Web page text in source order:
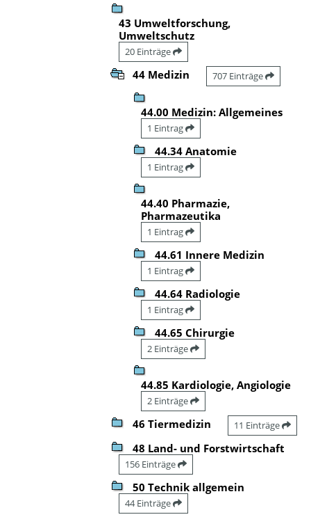
43 Umweltforschung,
Umweltschutz
20 Einträge
44 Medizin 707 Einträge
44.00 Medizin: Allgemeines
1 Eintrag
44.34 Anatomie
1 Eintrag
44.40 Pharmazie,
Pharmazeutika
1 Eintrag
44.61 Innere Medizin
1 Eintrag
44.64 Radiologie
1 Eintrag
44.65 Chirurgie
2 Einträge
44.85 Kardiologie, Angiologie
2 Einträge
46 Tiermedizin 11 Einträge
48 Land- und Forstwirtschaft
156 Einträge
50 Technik allgemein
44 Einträge